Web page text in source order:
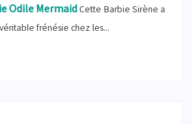
Odile MermaidCette Barbie Sirène a
frénésie chez les...